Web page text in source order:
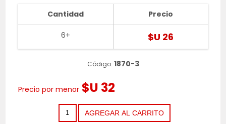
Cantidad
6+
Precio
$U 26
Código: 1870-3
Precio por menor $U 32